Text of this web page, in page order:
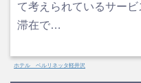
て考えられているサー
滞在で…
ホテル ベルリネッタ軽井沢